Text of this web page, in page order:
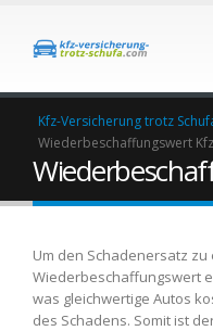
Kfz-Versicherung trotz
Wiederbeschaffungswert Kfz
Um den Schadenersatz
Wiederbeschaffungswert
was gleichwertige Autos
des Schadens. Somit ist